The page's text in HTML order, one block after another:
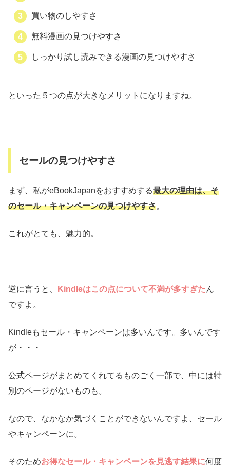
買い物のしやすさ
無料漫画の見つけやすさ
しっかり試し読みできる漫画の見つけやすさ
といった５つの点が大きなメリットになりますね。
セールの見つけやすさ
まず、私がeBookJapanをおすすめする最大の理由は、そ
のセール・キャンペーンの見つけやすさ。
これがとても、魅力的。
逆に言うと、 Kindleはこの点について不満が多すぎたん
ですよ。
Kindleもセール・キャンペーンは多いんです。多いんです
が・・・
公式ページがまとめてくれてるものごく一部で、中には特
別のページがないものも。
なので、なかなか気づくことができないんですよ、セール
やキャンペーンに。
そのためお得なセール・キャンペーンを見逃す結果に何度